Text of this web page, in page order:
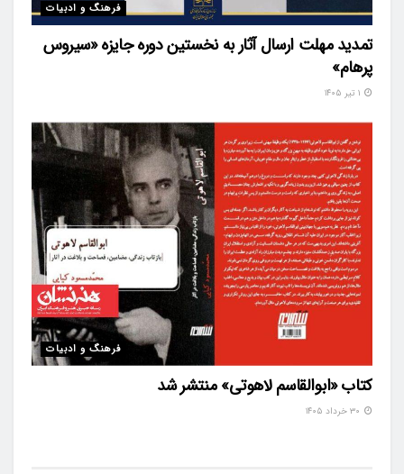
فرهنگ و ادبیات
تمدید مهلت ارسال آثار به نخستین دوره جایزه «سیروس
پرهام»
فرهنگ و ادبیات
کتاب «ابوالقاسم لاهوتی» منتشر شد